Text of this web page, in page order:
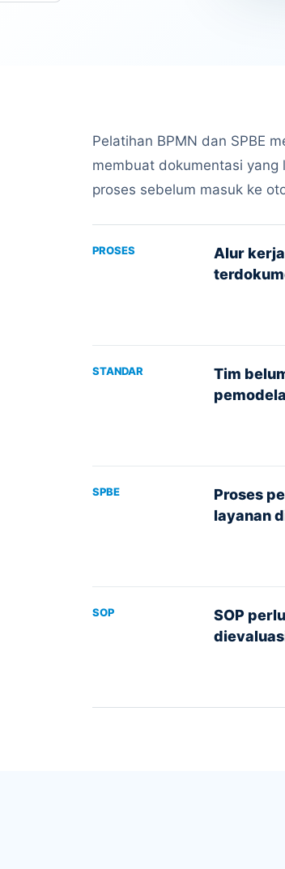
Pelatihan BPMN dan SPBE
membuat dokumentasi
proses sebelum masuk ke
PROSES
Alur
STANDAR
Tim
SPBE
Proses
layanan
SOP
SOP